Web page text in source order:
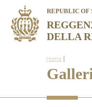
REPUBLIC OF
DELLA
Home